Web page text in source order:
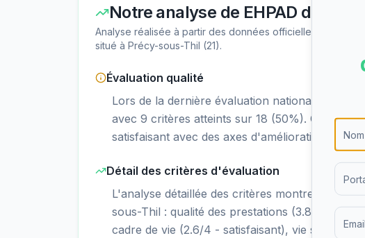
Notre analyse de EHPAD de
Analyse réalisée à partir des données officielles et des
situé à Précy-sous-Thil (21).
Évaluation qualité
Lors de la dernière évaluation nationale,
avec 9 critères atteints sur 18 (50%). Cette
satisfaisant avec des axes d'amélioration
Détail des critères d'évaluation
L'analyse détaillée des critères montre les
sous-Thil : qualité des prestations (3.8/4 -
cadre de vie (2.6/4 - satisfaisant), vie sociale